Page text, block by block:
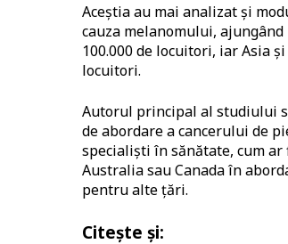
Aceștia au mai analizat și
cauza melanomului,
100.000 de locuitori, iar Asia
locuitori.
Autorul principal al studiului
de abordare a cancerului de
specialiști în sănătate, cum
Australia sau Canada în
pentru alte țări.
Citește și: